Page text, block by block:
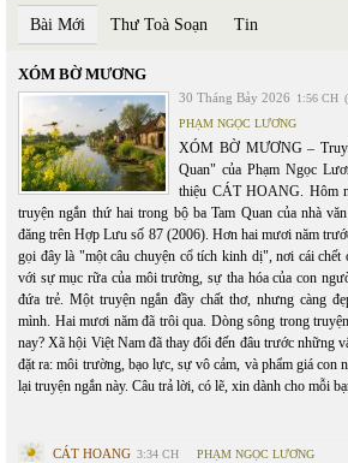
Bài Mới Thư Toà Soạn Tin
XÓM BỜ MƯƠNG
30 Tháng Bảy 2026 1:56 CH
PHẠM NGỌC LƯƠNG
XÓM BỜ MƯƠNG –
Quan" của Phạm Ngọc
thiệu CÁT HOANG. Hôm
truyện ngắn thứ hai trong bộ ba Tam Quan của nhà
đăng trên Hợp Lưu số 87 (2006). Hơn hai mươi năm
gọi đây là "một câu chuyện cổ tích kinh dị", nơi cái chết
với sự mục rữa của môi trường, sự tha hóa của con
đứa trẻ. Một truyện ngắn đầy chất thơ, nhưng càng
mình. Hai mươi năm đã trôi qua. Dòng sông trong
nay? Xã hội Việt Nam đã thay đổi đến đâu trước
đặt ra: môi trường, bạo lực, sự vô cảm, và phẩm giá con
lại truyện ngắn này. Câu trả lời, có lẽ, xin dành cho mỗi
CÁT HOANG 3:34 CH PHẠM NGỌC LƯƠNG